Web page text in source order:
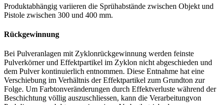
Produktabhängig variieren die Sprühabstände zwischen Objekt und
Pistole zwischen 300 und 400 mm.
Rückgewinnung
Bei Pulveranlagen mit Zyklonrückgewinnung werden feinste
Pulverkörner und Effektpartikel im Zyklon nicht abgeschieden und
dem Pulver kontinuierlich entnommen. Diese Entnahme hat eine
Verschiebung im Verhältnis der Effektpartikel zum Grundton zur
Folge. Um Farbtonveränderungen durch Effektverluste während der
Beschichtung völlig auszuschliessen, kann die Verarbeitungvon